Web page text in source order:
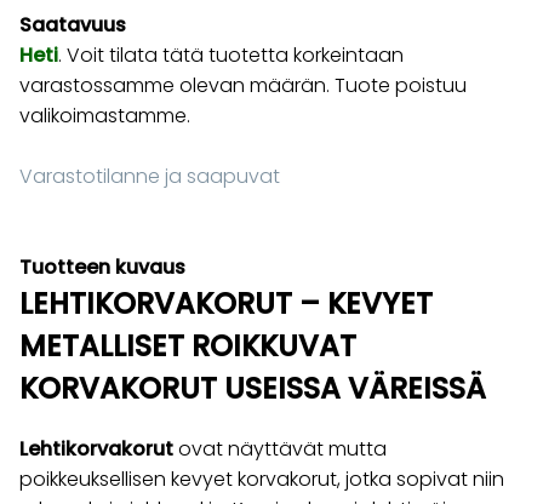
Saatavuus
Heti. Voit tilata tätä tuotetta korkeintaan
varastossamme olevan määrän. Tuote poistuu
valikoimastamme.
Varastotilanne ja saapuvat
Tuotteen kuvaus
LEHTIKORVAKORUT – KEVYET
METALLISET ROIKKUVAT
KORVAKORUT USEISSA VÄREISSÄ
Lehtikorvakorutovat näyttävät mutta
poikkeuksellisen kevyet korvakorut, jotka sopivat niin